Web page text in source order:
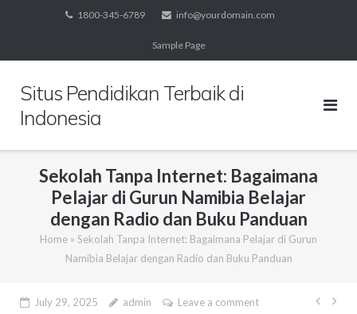
1800-345-6789 info@yourdomain.com
Sample Page
Situs Pendidikan Terbaik di
Indonesia
Sekolah Tanpa Internet: Bagaimana
Pelajar di Gurun Namibia Belajar
dengan Radio dan Buku Panduan
Home » Sekolah Tanpa Internet: Bagaimana Pelajar di Gurun
Namibia Belajar dengan Radio dan Buku Panduan
July 29, 2025 admin Leave a comment
Post